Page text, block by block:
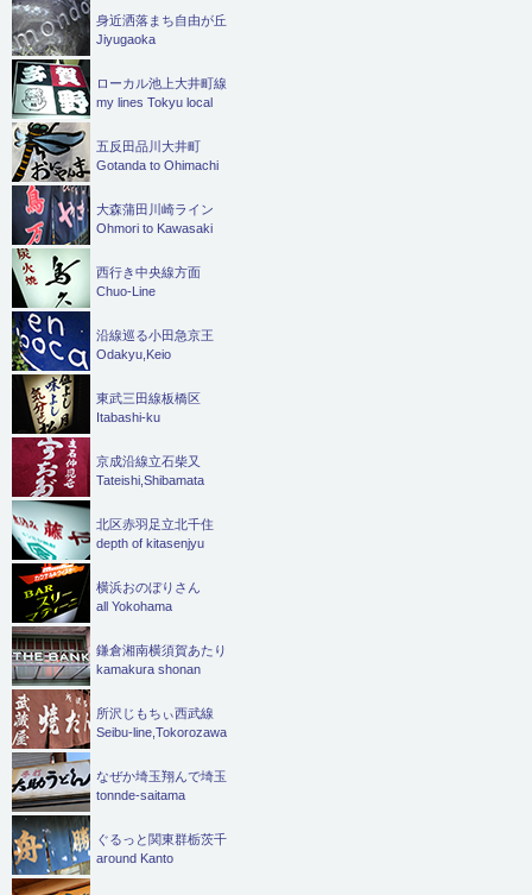
身近洒落まち自由が丘
Jiyugaoka
ローカル池上大井町線
my lines Tokyu local
五反田品川大井町
Gotanda to Ohimachi
大森蒲田川崎ライン
Ohmori to Kawasaki
西行き中央線方面
Chuo-Line
沿線巡る小田急京王
Odakyu,Keio
東武三田線板橋区
Itabashi-ku
京成沿線立石柴又
Tateishi,Shibamata
北区赤羽足立北千住
depth of kitasenjyu
横浜おのぼりさん
all Yokohama
鎌倉湘南横須賀あたり
kamakura shonan
所沢じもちぃ西武線
Seibu-line,Tokorozawa
なぜか埼玉翔んで埼玉
tonnde-saitama
ぐるっと関東群栃茨千
around Kanto